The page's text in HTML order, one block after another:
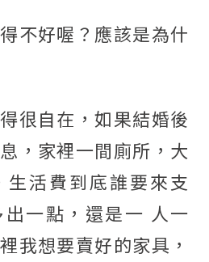
不好喔？應該是為什
很自在，如果結婚後
，家裡一間廁所，大
生活費到底誰要來支
一點，還是一 人一
我想要賣好的家具，